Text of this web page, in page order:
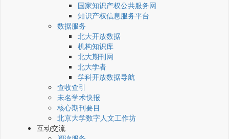
国家知识产权公共服务网
知识产权信息服务平台
数据服务
北大开放数据
机构知识库
北大期刊网
北大学者
学科开放数据导航
查收查引
未名学术快报
核心期刊要目
北京大学数字人文工作坊
互动交流